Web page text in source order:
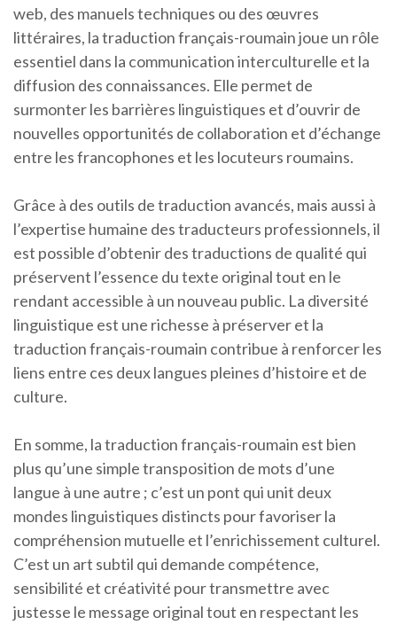
web, des manuels techniques ou des œuvres
littéraires, la traduction français-roumain joue un rôle
essentiel dans la communication interculturelle et la
diffusion des connaissances. Elle permet de
surmonter les barrières linguistiques et d’ouvrir de
nouvelles opportunités de collaboration et d’échange
entre les francophones et les locuteurs roumains.
Grâce à des outils de traduction avancés, mais aussi à
l’expertise humaine des traducteurs professionnels, il
est possible d’obtenir des traductions de qualité qui
préservent l’essence du texte original tout en le
rendant accessible à un nouveau public. La diversité
linguistique est une richesse à préserver et la
traduction français-roumain contribue à renforcer les
liens entre ces deux langues pleines d’histoire et de
culture.
En somme, la traduction français-roumain est bien
plus qu’une simple transposition de mots d’une
langue à une autre ; c’est un pont qui unit deux
mondes linguistiques distincts pour favoriser la
compréhension mutuelle et l’enrichissement culturel.
C’est un art subtil qui demande compétence,
sensibilité et créativité pour transmettre avec
justesse le message original tout en respectant les